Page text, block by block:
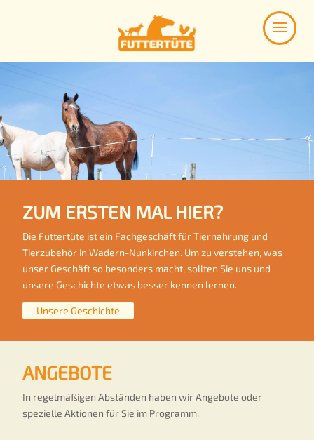
ZUM ERSTEN MAL HIER?
Die Futtertüte ist ein Fachgeschäft für Tiernahrung und
Tierzubehör in Wadern-Nunkirchen. Um zu verstehen, was
unser Geschäft so besonders macht, sollten Sie uns und
unsere Geschichte etwas besser kennen lernen.
Unsere Geschichte
ANGEBOTE
In regelmäßigen Abständen haben wir Angebote oder
spezielle Aktionen für Sie im Programm.